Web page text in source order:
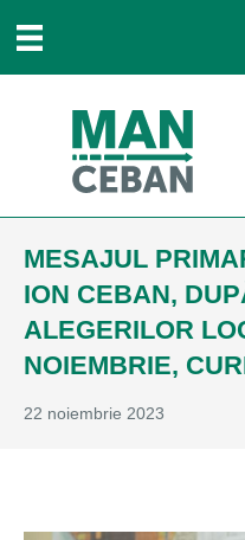
MESAJUL
ION CEBAN,
ALEGERILOR
NOIEMBRIE,
22 noiembrie 2023